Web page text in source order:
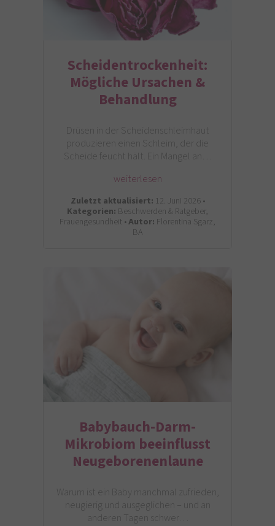
Scheidentrockenheit:
Mögliche Ursachen &
Behandlung
Drüsen in der Scheidenschleimhaut
produzieren einen Schleim, der die
Scheide feucht hält. Ein Mangel an…
weiterlesen
Zuletzt aktualisiert: 12. Juni 2026 •
Kategorien: Beschwerden & Ratgeber,
Frauengesundheit •Autor: Florentina Sgarz,
BA
Babybauch-Darm-
Mikrobiom beeinflusst
Neugeborenenlaune
Warum ist ein Baby manchmal zufrieden,
neugierig und ausgeglichen – und an
anderen Tagen schwer…